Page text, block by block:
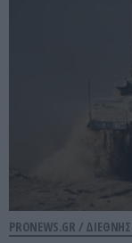
PRONEWS.GR /